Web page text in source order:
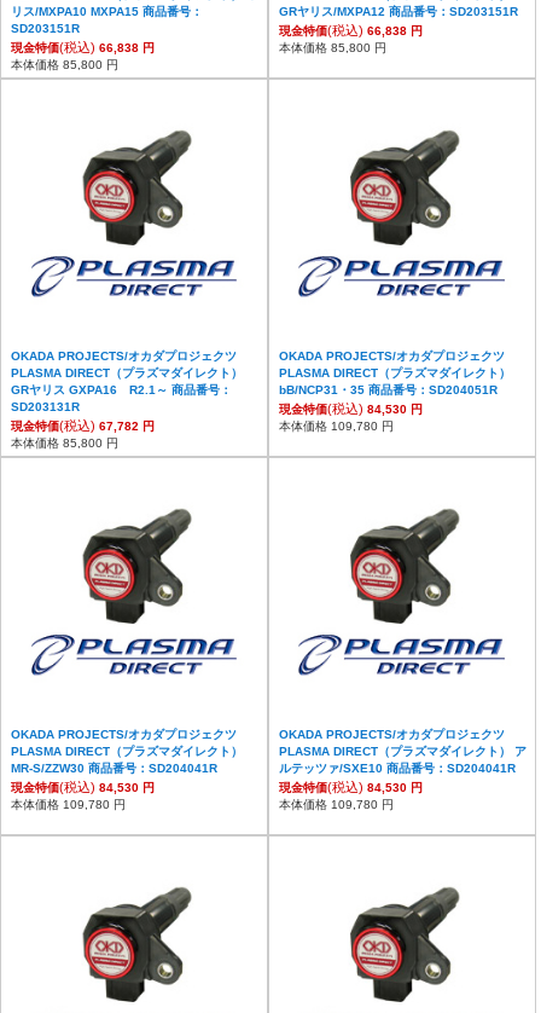
リス/MXPA10 MXPA15 商品番号：
SD203151R
現金特価(税込) 66,838 円
本体価格 85,800 円
GRヤリス/MXPA12 商品番号：SD203151R
現金特価(税込) 66,838 円
本体価格 85,800 円
OKADA PROJECTS/オカダプロジェクツ
PLASMA DIRECT（プラズマダイレクト）
GRヤリス GXPA16 R2.1～ 商品番号：
SD203131R
現金特価(税込) 67,782 円
本体価格 85,800 円
OKADA PROJECTS/オカダプロジェクツ
PLASMA DIRECT（プラズマダイレクト）
bB/NCP31・35 商品番号：SD204051R
現金特価(税込) 84,530 円
本体価格 109,780 円
OKADA PROJECTS/オカダプロジェクツ
PLASMA DIRECT（プラズマダイレクト）
MR-S/ZZW30 商品番号：SD204041R
現金特価(税込) 84,530 円
本体価格 109,780 円
OKADA PROJECTS/オカダプロジェクツ
PLASMA DIRECT（プラズマダイレクト） ア
ルテッツァ/SXE10 商品番号：SD204041R
現金特価(税込) 84,530 円
本体価格 109,780 円